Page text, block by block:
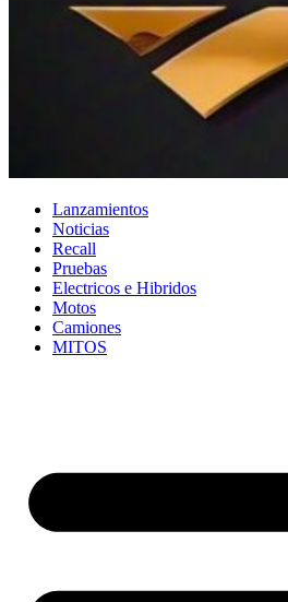
Lanzamientos
Noticias
Recall
Pruebas
Electricos e Hibridos
Motos
Camiones
MITOS